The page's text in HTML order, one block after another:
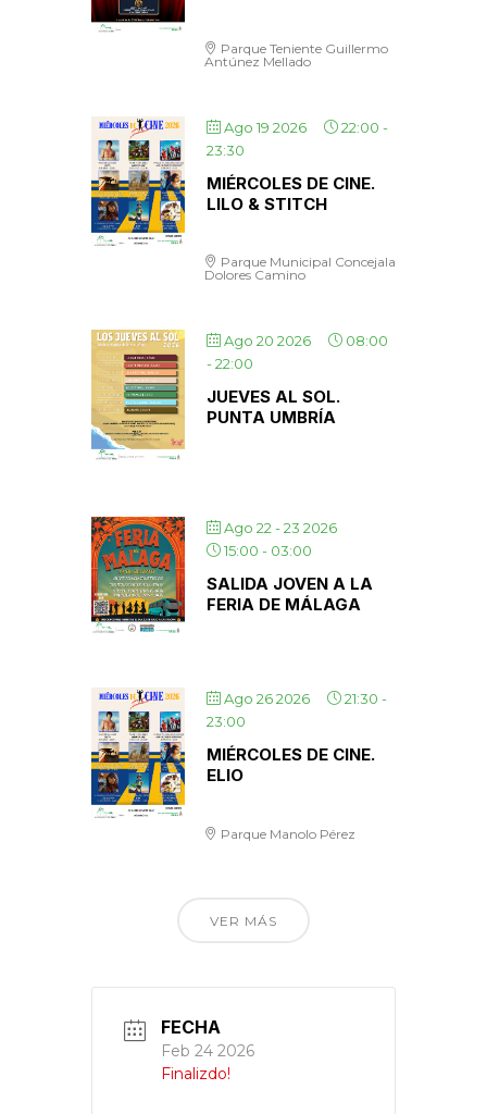
Parque Teniente Guillermo
Antúnez Mellado
Ago 19 2026 22:00 -
23:30
MIÉRCOLES DE CINE.
LILO & STITCH
Parque Municipal Concejala
Dolores Camino
Ago 20 2026
08:00
-22:00
JUEVES AL SOL.
PUNTA UMBRÍA
Ago 22 - 23 2026
15:00 - 03:00
SALIDA JOVEN A LA
FERIA DE MÁLAGA
Ago 26 2026 21:30 -
23:00
MIÉRCOLES DE CINE.
ELIO
Parque Manolo Pérez
VER MÁS
FECHA
Feb 24 2026
Finalizdo!